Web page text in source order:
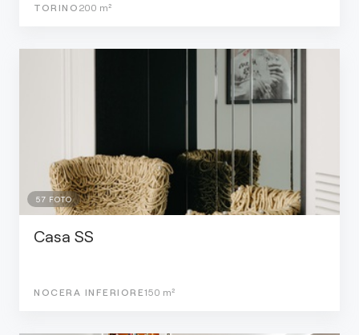
TORINO 200 m²
57 FOTO
Casa SS
NOCERA INFERIORE150 m²